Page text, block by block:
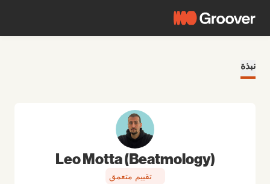
نبذة
Leo Motta (Beatmology)
تقييم متعمق